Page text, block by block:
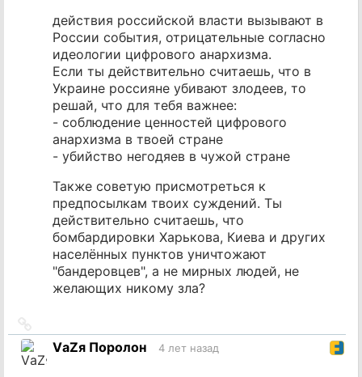
действия российской власти вызывают в
России события, отрицательные согласно
идеологии цифрового анархизма.
Если ты действительно считаешь, что в
Украине россияне убивают злодеев, то
решай, что для тебя важнее:
- соблюдение ценностей цифрового
анархизма в твоей стране
- убийство негодяев в чужой стране
Также советую присмотреться к
предпосылкам твоих суждений. Ты
действительно считаешь, что
бомбардировки Харькова, Киева и других
населённых пунктов уничтожают
"бандеровцев", а не мирных людей, не
желающих никому зла?
на
источник
VаZя Поролон 4 лет назад